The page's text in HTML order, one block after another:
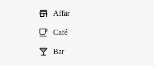
Affär
Café
Bar